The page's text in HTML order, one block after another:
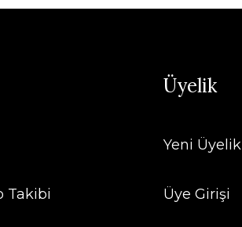
Takibi
Üyelik
Yeni Üyelik
Üye Girişi